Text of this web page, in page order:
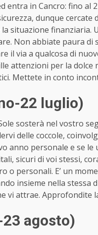
entra in Cancro: fino
dunque
situazione finanziaria.
Non abbiate paura
il via a qualcosa di
attenzioni per la dolce
Mettete in conto
22 luglio)
sosterà nel vostro
delle coccole,
anno personale e se
sicuri di voi stessi,
o personali. E’ un
insieme nella
vi attrae. Approfondite
agosto)